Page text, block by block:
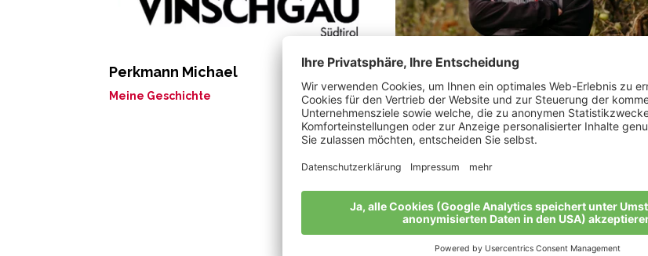
Perkmann Michael
Meine Geschichte
Tappeiner Elisabeth
„Wieder zurück zu den Wurzeln mit Äpfeln
und Gemüse.“
Meine Geschichte
Alle Bio-Bauern im Überblick